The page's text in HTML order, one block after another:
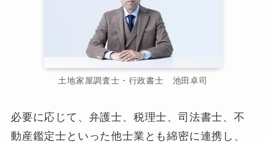
土地家屋調査士・行政書士 池田卓司
必要に応じて、弁護士、税理士、司法書士、不
動産鑑定士といった他士業とも綿密に連携し、